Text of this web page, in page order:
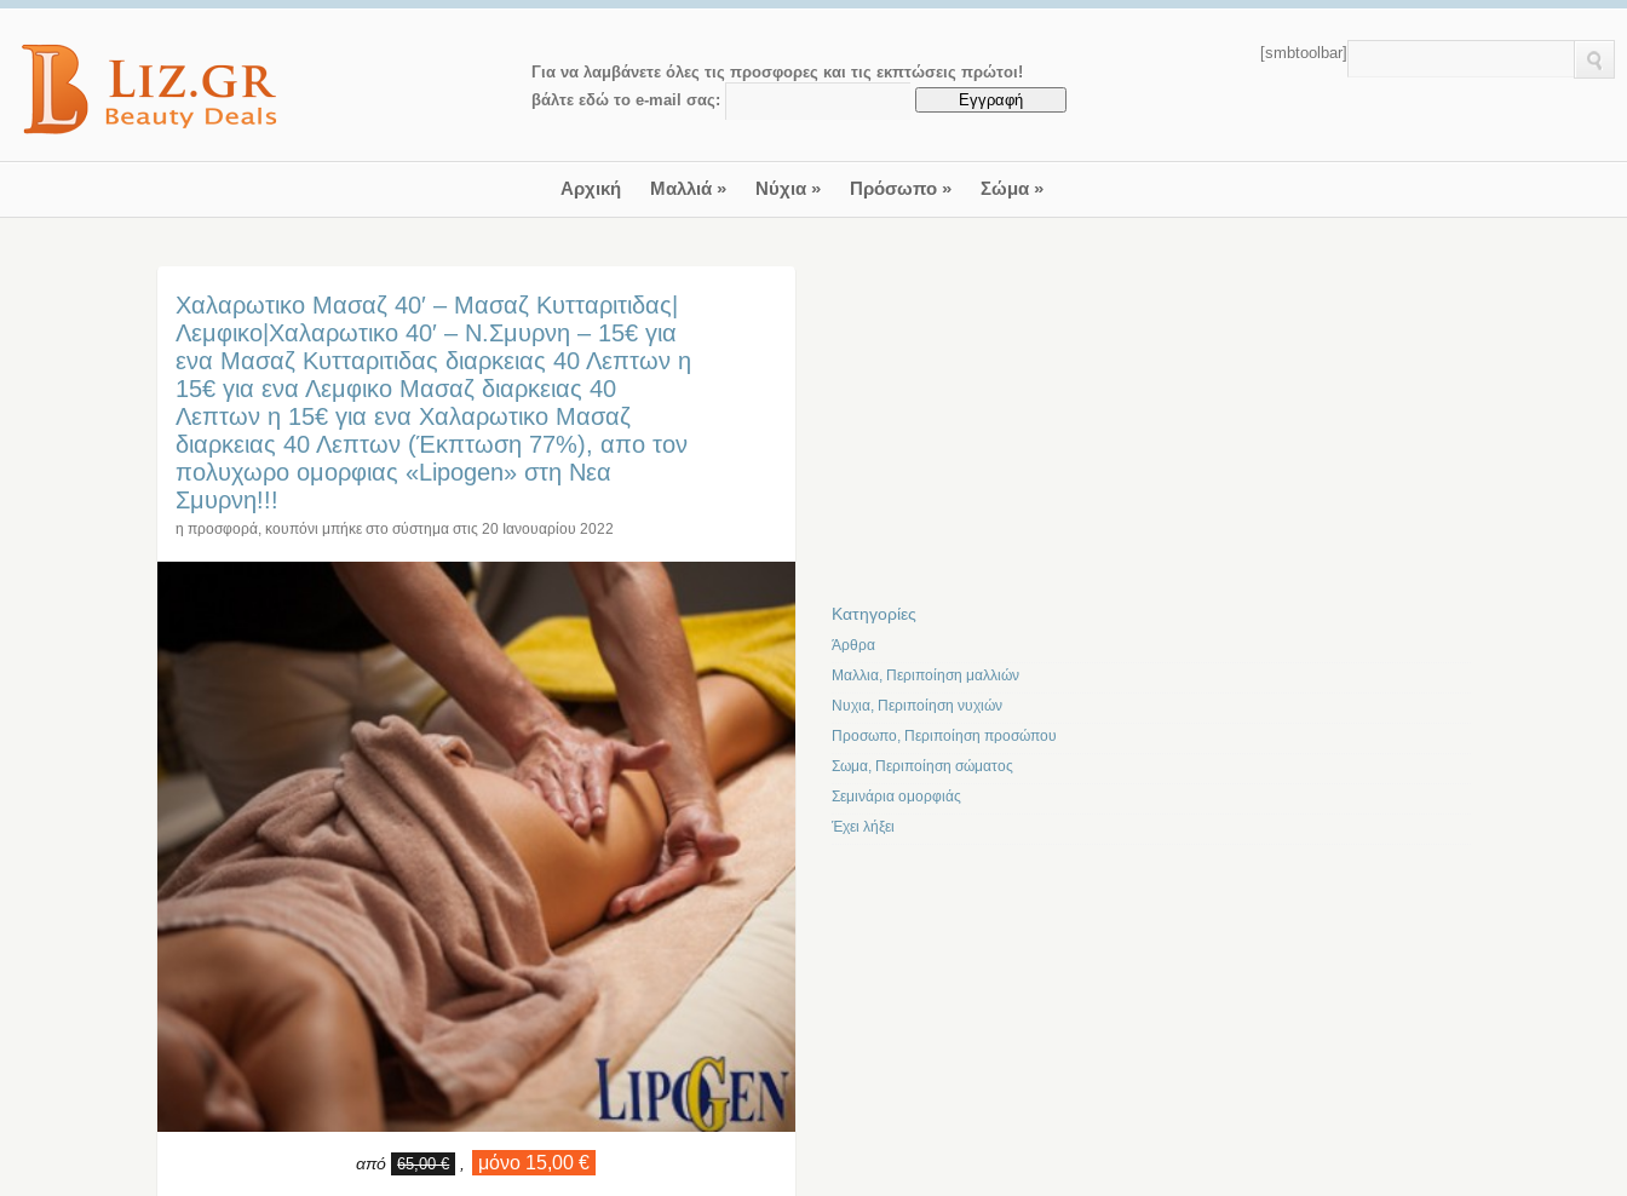
Για να λαμβάνετε όλες τις προσφορες και τις εκπτώσεις πρώτοι!
βάλτε εδώ το e-mail σας:
[smbtoolbar]
Αρχική Μαλλιά» Νύχια» Πρόσωπο» Σώμα»
Χαλαρωτικο Μασαζ 40′ – Μασαζ Κυτταριτιδας|
Λεμφικο|Χαλαρωτικο 40′ – Ν.Σμυρνη – 15€ για
ενα Μασαζ Κυτταριτιδας διαρκειας 40 Λεπτων η
15€ για ενα Λεμφικο Μασαζ διαρκειας 40
Λεπτων η 15€ για ενα Χαλαρωτικο Μασαζ
διαρκειας 40 Λεπτων (Έκπτωση 77%), απο τον
πολυχωρο ομορφιας «Lipogen» στη Νεα
Σμυρνη!!!
η προσφορά, κουπόνι μπήκε στο σύστημα στις20 Ιανουαρίου 2022
από 65,00 € , μόνο 15,00 €
Kατηγορίες
Άρθρα
Μαλλια, Περιποίηση μαλλιών
Νυχια, Περιποίηση νυχιών
Προσωπο, Περιποίηση προσώπου
Σωμα, Περιποίηση σώματος
Σεμινάρια ομορφιάς
Έχει λήξει